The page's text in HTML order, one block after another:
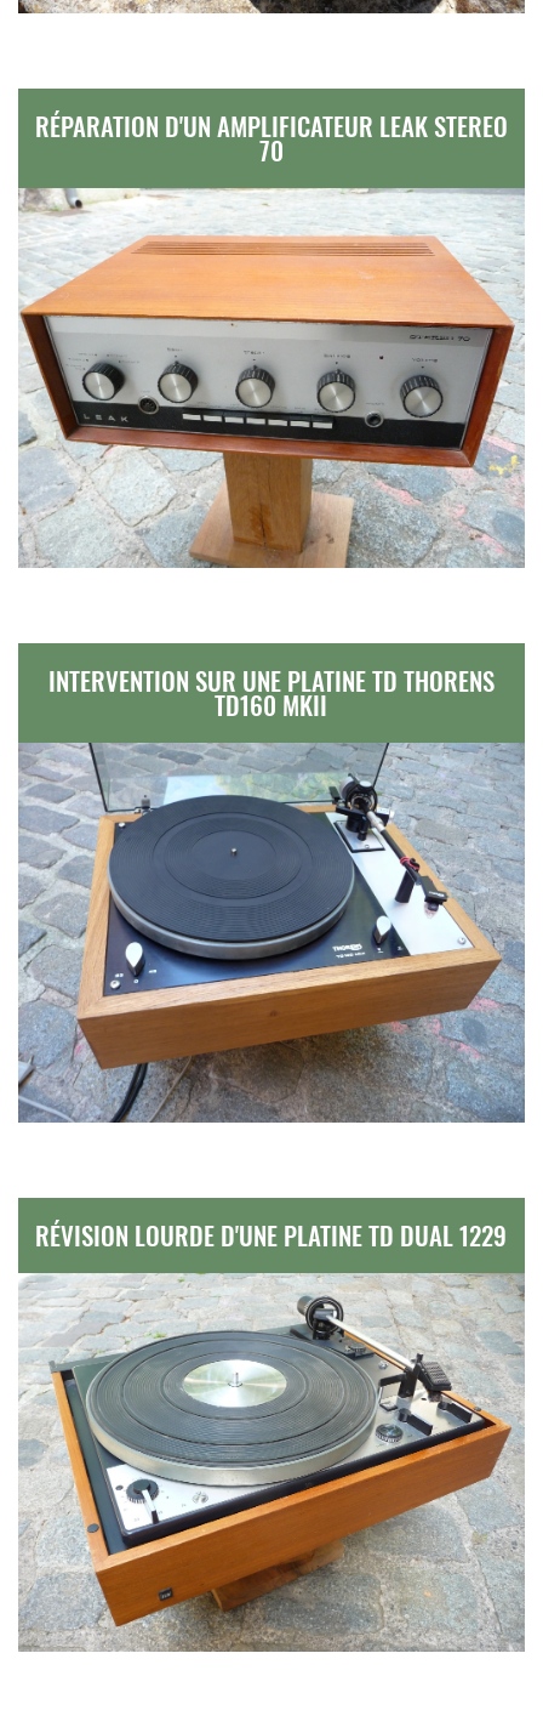
RÉPARATION D'UN AMPLIFICATEUR LEAK STEREO
70
INTERVENTION SUR UNE PLATINE TD THORENS
TD160 MKII
RÉVISION LOURDE D'UNE PLATINE TD DUAL 1229